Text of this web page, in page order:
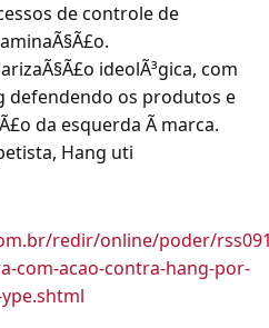
de controle de
ideolÃ³gica, com
defendendo os produtos e
da esquerda Ã marca.
Hang uti
redir/online/poder/
com-acao-contra-hang-por-